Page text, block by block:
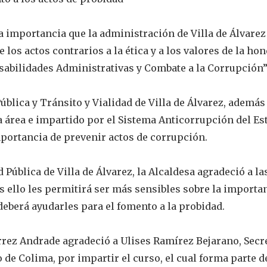
importancia que la administración de Villa de Álvarez
los actos contrarios a la ética y a los valores de la
Administrativas y Combate a la
y Tránsito y Vialidad de Villa de Álvarez, además
e impartido por el Sistema Anticorrupción del
de prevenir actos de corrupción.
de Villa de Álvarez, la Alcaldesa agradeció a
ello les permitirá ser más sensibles sobre la
ayudarles para el fomento a la probidad.
Andrade agradeció a Ulises Ramírez Bejarano,
Colima, por impartir el curso, el cual forma parte